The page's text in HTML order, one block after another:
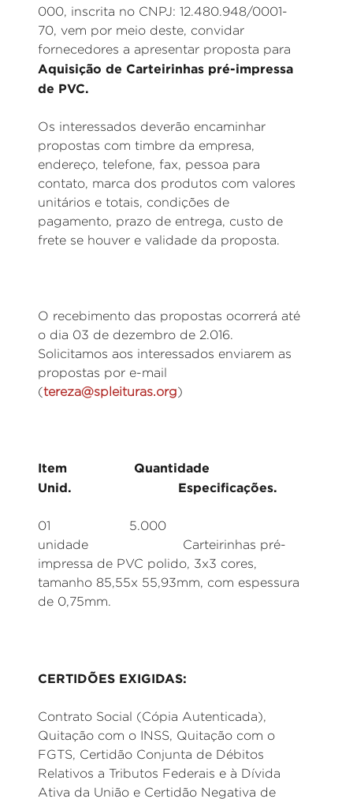
000, inscrita no CNPJ: 12.480.948/0001-
70, vem por meio deste, convidar
fornecedores a apresentar proposta para
Aquisição de Carteirinhas pré-impressa
de PVC.
Os interessados deverão encaminhar
propostas com timbre da empresa,
endereço, telefone, fax, pessoa para
contato, marca dos produtos com valores
unitários e totais, condições de
pagamento, prazo de entrega, custo de
frete se houver e validade da proposta.
O recebimento das propostas ocorrerá até
o dia 03 de dezembro de 2.016.
Solicitamos aos interessados enviarem as
propostas por e-mail
(tereza@spleituras.org)
Item Quantidade
Unid. Especificações.
01 5.000
unidade Carteirinhas pré-
impressa de PVC polido, 3x3 cores,
tamanho 85,55x 55,93mm, com espessura
de 0,75mm.
CERTIDÕES EXIGIDAS:
Contrato Social (Cópia Autenticada),
Quitação com o INSS, Quitação com o
FGTS, Certidão Conjunta de Débitos
Relativos a Tributos Federais e à Dívida
Ativa da União e Certidão Negativa de